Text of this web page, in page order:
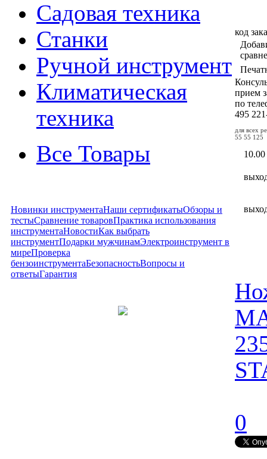
Садовая техника
Станки
Ручной инструмент
Климатическая
техника
Все Товары
Новинки инструментаНаши сертификатыОбзоры и
тестыСравнение товаровПрактика использования
инструментаНовостиКак выбрать
инструментПодарки мужчинамЭлектроинструмент в
миреПроверка
бензоинструментаБезопасностьВопросы и
ответыГарантия
код
прием
по
495
для всех
55 55 125
0